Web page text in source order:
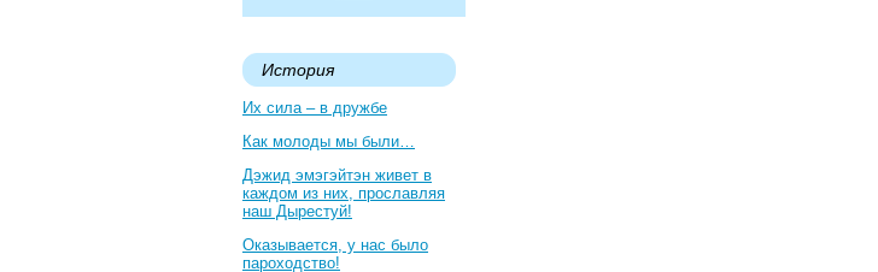
История
Их сила – в дружбе
Как молоды мы были…
Дэжид эмэгэйтэн живет в
каждом из них, прославляя
наш Дырестуй!
Оказывается, у нас было
пароходство!